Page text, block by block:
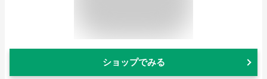
ショップでみる